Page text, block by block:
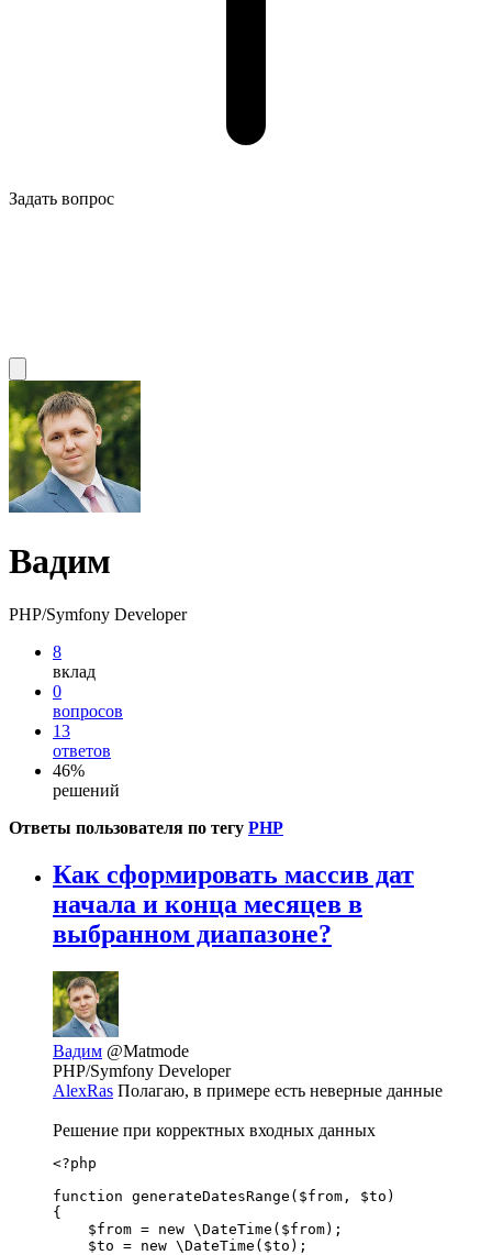
Задать вопрос
Вадим
PHP/Symfony Developer
8
вклад
0
вопросов
13
ответов
46%
решений
Ответы пользователя по тегу PHP
Как сформировать массив дат
начала и конца месяцев в
выбранном диапазоне?
Вадим @Matmode
PHP/Symfony Developer
AlexRas Полагаю, в примере есть неверные данные
Решение при корректных входных данных
<?php
function generateDatesRange($from, $to)
{
    $from = new \DateTime($from);
    $to = new \DateTime($to);